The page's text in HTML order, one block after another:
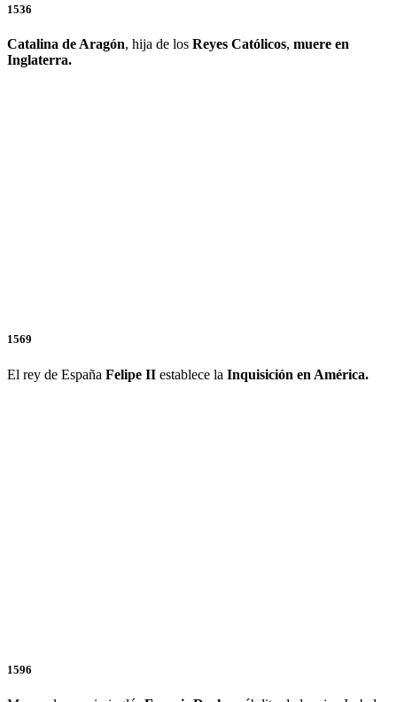
1536
Catalina de Aragón, hija de los Reyes Católicos, muere en
Inglaterra.
1569
El rey de España Felipe II establece la Inquisición en América.
1596